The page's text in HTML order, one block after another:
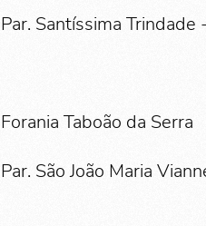
Par. Santíssima
Forania Taboão da Serra
Par. São João Maria